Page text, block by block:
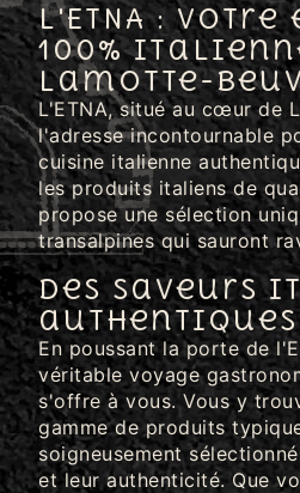
L'ETNA :
100%
Lamotte-
L'ETNA, situé au cœur de
l'adresse incontournable
cuisine italienne
les produits italiens de
propose une sélection
transalpines qui sauront
Des saveurs
authentiques
En poussant la porte de
véritable voyage
s'offre à vous. Vous y
gamme de produits
soigneusement
et leur authenticité. Que